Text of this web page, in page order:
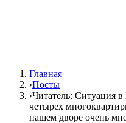
Главная
›Посты
›Читатель: Ситуация
четырех
нашем дворе очень